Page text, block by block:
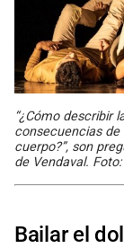
“¿Cómo describir
consecuencias
cuerpo?”, son
de Vendaval.
Bailar el